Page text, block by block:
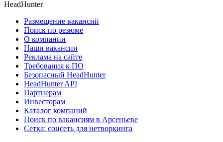
HeadHunter
Размещение вакансий
Поиск по резюме
О компании
Наши вакансии
Реклама на сайте
Требования к ПО
Безопасный HeadHunter
HeadHunter API
Партнерам
Инвесторам
Каталог компаний
Поиск по вакансиям в Арсеньеве
Сетка: соцсеть для нетворкинга